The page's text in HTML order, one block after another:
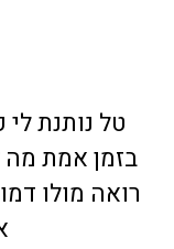
טל נותנת
בזמן אמת מה
רואה מולו